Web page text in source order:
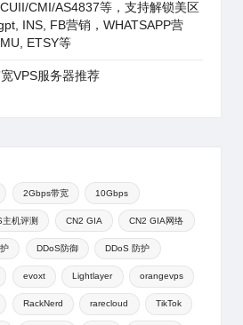
CMI/AS4837等，支持解锁美区
INS, FB营销，WHATSAPP营
ETSY等
VPS服务器推荐
2Gbps带宽 10Gbps
机评测 CN2 GIA CN2 GIA网络
DDoS防御 DDoS 防护
evoxt Lightlayer orangevps
RackNerd rarecloud TikTok